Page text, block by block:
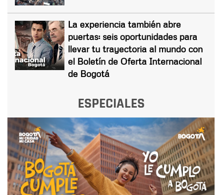
La experiencia también abre
puertas: seis oportunidades para
llevar tu trayectoria al mundo con
el Boletín de Oferta Internacional
de Bogotá
ESPECIALES